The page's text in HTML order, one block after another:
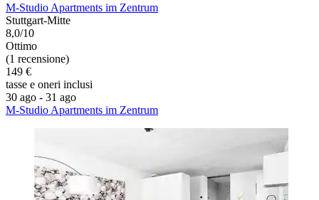
M-Studio Apartments im Zentrum
Stuttgart-Mitte
8,0/10
Ottimo
(1 recensione)
149 €
tasse e oneri inclusi
30 ago - 31 ago
M-Studio Apartments im Zentrum